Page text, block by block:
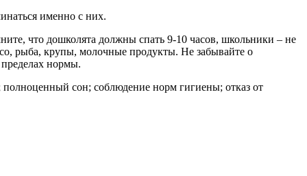
именно с них.
что дошколята должны спать 9-10 часов, школьники – не
рыба, крупы, молочные продукты. Не забывайте о
нормы.
сон; соблюдение норм гигиены; отказ от